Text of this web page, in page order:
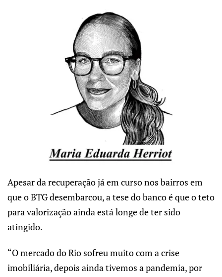
Apesar da recuperação já em curso nos bairros em
que o BTG desembarcou, a tese do banco é que o teto
para valorização ainda está longe de ter sido
atingido.
“O mercado do Rio sofreu muito com a crise
imobiliária, depois ainda tivemos a pandemia, por